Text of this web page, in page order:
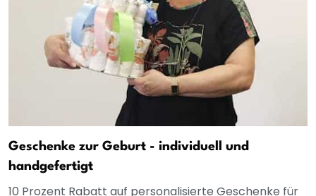
Geschenke zur Geburt - individuell und
handgefertigt
10 Prozent Rabatt auf personalisierte Geschenke für